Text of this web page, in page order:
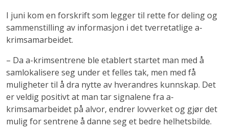
I juni kom en forskrift som legger til rette for deling og
sammenstilling av informasjon i det tverretatlige a-
krimsamarbeidet.
– Da a-krimsentrene ble etablert startet man med å
samlokalisere seg under et felles tak, men med få
muligheter til å dra nytte av hverandres kunnskap. Det
er veldig positivt at man tar signalene fra a-
krimsamarbeidet på alvor, endrer lovverket og gjør det
mulig for sentrene å danne seg et bedre helhetsbilde.